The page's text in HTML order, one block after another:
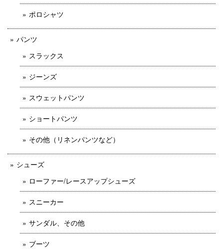
ポロシャツ
パンツ
スラックス
ジーンズ
スウェットパンツ
ショートパンツ
その他（リネンパンツなど）
シューズ
ローファー/レースアップシューズ
スニーカー
サンダル、その他
ブーツ